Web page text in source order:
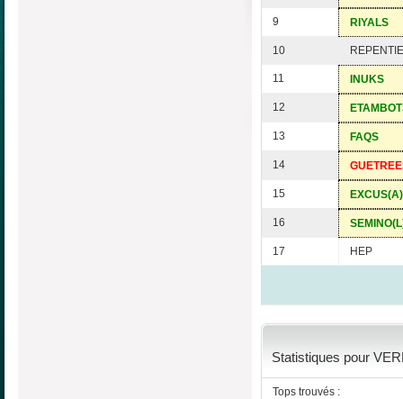
9 RIYALS
10 REPENTIE
11 INUKS
12
13 FAQS
14
15
16
17 HEP
Statistiques pour
Tops trouvés :